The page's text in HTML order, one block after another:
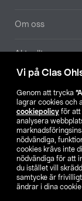
Vi på Clas
Genom att trycka
lagrar cookies och
cookiepolicy för att
analysera
nödvändiga,
cookies krävs inte
nödvändiga för att
du istället vill
samtycke är
ändrar i dina
Om oss
Aktuellt